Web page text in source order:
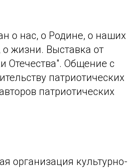
о нас, о Родине, о наших
о жизни. Выставка от
Отечества". Общение с
патриотических
патриотических
организация культурно-